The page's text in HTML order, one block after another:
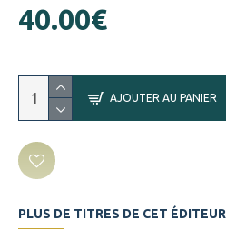
40.00€
AJOUTER AU PANIER
PLUS DE TITRES DE CET ÉDITEUR